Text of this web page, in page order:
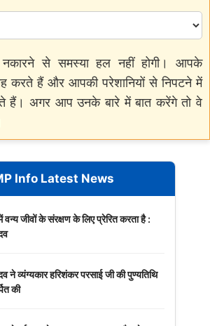
नकारने से समस्या हल नहीं होगी। आपके
करते हैं और आपकी परेशानियों से निपटने में
अगर आप उनके बारे में बात करेंगे तो वे
Info Latest News
वन्य जीवों के संरक्षण के लिए प्रेरित करता है :
ने व्यंग्यकार हरिशंकर परसाई जी की पुण्यतिथि
की